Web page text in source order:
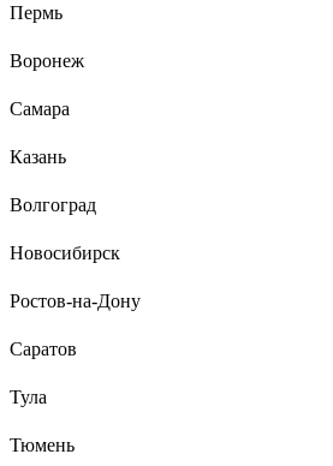
Пермь
Воронеж
Самара
Казань
Волгоград
Новосибирск
Ростов-на-Дону
Саратов
Тула
Тюмень